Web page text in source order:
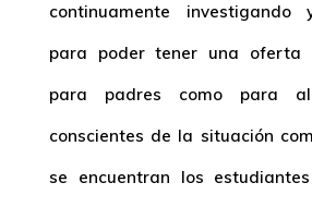
continuamente investigando
para poder tener una oferta
para padres como para
conscientes de la situación
se encuentran los